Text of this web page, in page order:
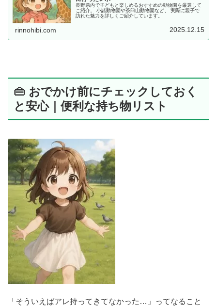
長野県内で子どもと楽しめるおすすめの動物園を厳選して
ご紹介。 小諸動物園や茶臼山動物園など、 実際に親子で
訪れた魅力を詳しくご紹介しています。
rinnohibi.com 2025.12.15
👜 おでかけ前にチェックしておく
と安心｜便利な持ち物リスト
「そういえばアレ持ってきてなかった…」ってなること